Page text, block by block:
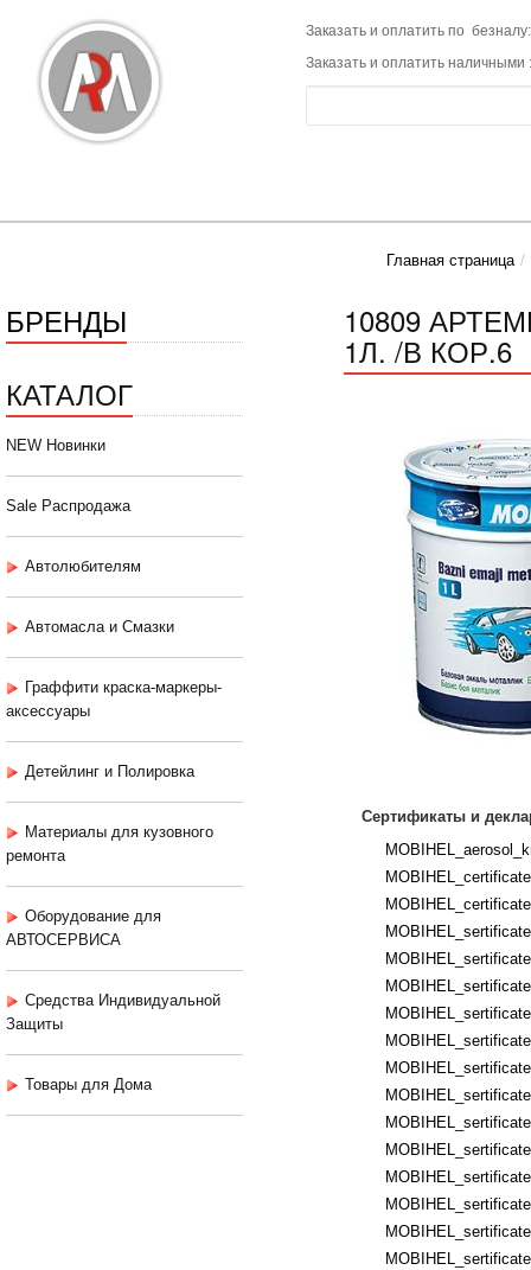
Заказать и оплатить по
Заказать и оплатить наличными
Главная страница
БРЕНДЫ
КАТАЛОГ
NEW Новинки
Sale Распродажа
Автолюбителям
Автомасла и Смазки
Граффити краска-маркеры-
аксессуары
Детейлинг и Полировка
Материалы для кузовного
ремонта
Оборудование для
АВТОСЕРВИСА
Средства Индивидуальной
Защиты
Товары для Дома
10809
1Л. /В КОР.6
Сертификаты и